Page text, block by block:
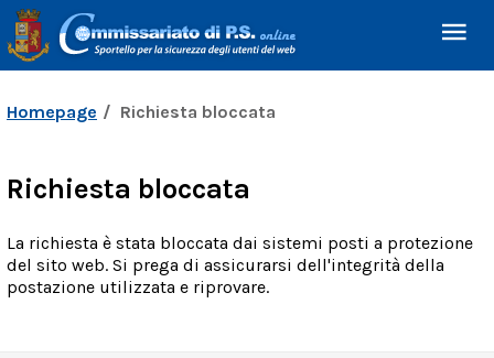
Homepage Richiesta bloccata
Richiesta bloccata
La richiesta è stata bloccata dai sistemi posti a protezione
del sito web. Si prega di assicurarsi dell'integrità della
postazione utilizzata e riprovare.